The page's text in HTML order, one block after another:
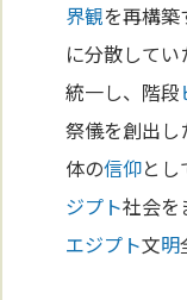
界観を再構築
に分散して
統一し、階段
祭儀を創出し
体の信仰とし
ジプト社会を
エジプト文明